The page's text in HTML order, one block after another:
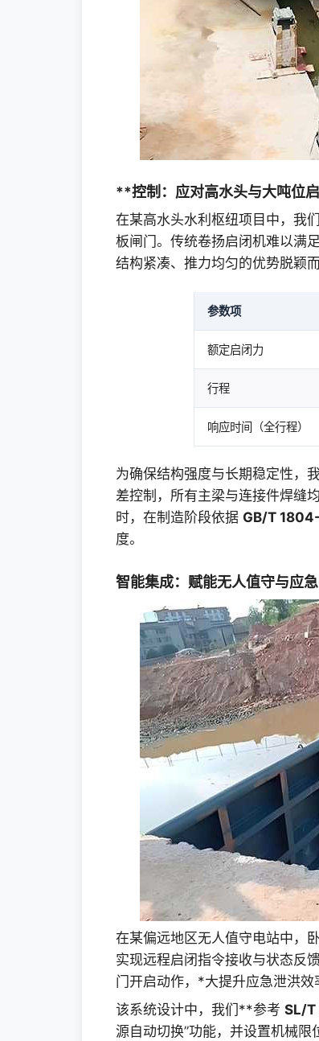
**控制：应对高水头与大吨位
在某高水头水利枢纽项目中，我
板闸门。传统卷扬启闭机难以满
结构紧凑、推力均匀的优势脱颖而
参数项
额定启闭力
行程
响应时间（全行程）
为确保结构强度与长期稳定性，
差控制，所有主梁与连接件焊缝
时，在制造阶段依据 GB/T
度。
智能集成：赋能无人值守与应
在某偏远地区无人值守电站中，
实现远程启闭指令接收与状态反
门开启动作，*大提升应急泄洪效
该系统设计中，我们**参考 SL/
源自动切换”功能，并设置机械